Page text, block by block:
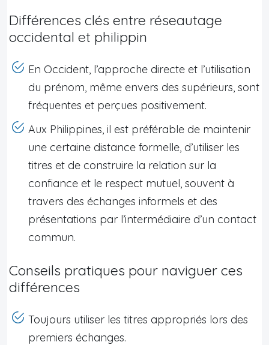
Différences clés entre réseautage
occidental et philippin
En Occident, l’approche directe et l’utilisation
du prénom, même envers des supérieurs, sont
fréquentes et perçues positivement.
Aux Philippines, il est préférable de maintenir
une certaine distance formelle, d’utiliser les
titres et de construire la relation sur la
confiance et le respect mutuel, souvent à
travers des échanges informels et des
présentations par l’intermédiaire d’un contact
commun.
Conseils pratiques pour naviguer ces
différences
Toujours utiliser les titres appropriés lors des
premiers échanges.